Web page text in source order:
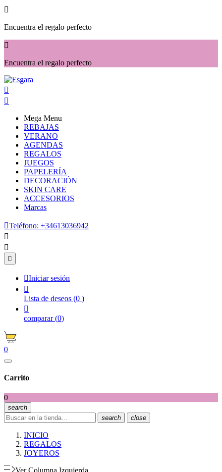

Encuentra el regalo perfecto

Encuentra el regalo perfecto


Mega Menu
REBAJAS
VERANO
AGENDAS
REGALOS
JUEGOS
PAPELERÍA
DECORACIÓN
SKIN CARE
ACCESORIOS
Marcas
Teléfono: +34613036942



Iniciar sesión

Lista de deseos (0 )

comparar (0)
0
Carrito
0
search
search
close
INICIO
REGALOS
JOYEROS
Ver Columna Izquierda